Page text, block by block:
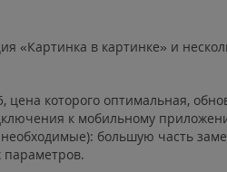
«Картинка в картинке» и
цена которого оптимальная,
к мобильному
большую часть